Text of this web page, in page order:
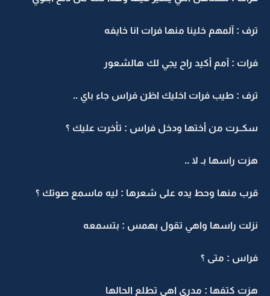
ترف : آلمهم خلينا منها فرات انا خايفه
فرات : آمم أكيد راح يجي لك هالشعور
ترف : طيب فرات اخليك اظن فراس جاء باي ..
سكــرت من أختها ودخل فراس : تأخرت عليك ؟
هزت راسها بـ لا ..
قرب منها وحط يده على شعرها : ليه ماسمع صوتك ؟
نزلت راسها واهي تقول بهمس : بتسمعه
فراس : متى ؟
هزت كتفها : مدري اهي تطلع الحالها